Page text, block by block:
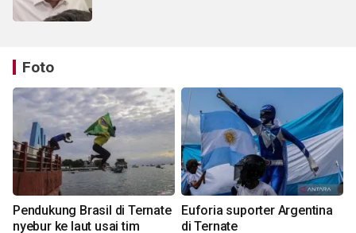
Foto
Pendukung Brasil di Ternate
nyebur ke laut usai tim
Euforia suporter Argentina
di Ternate